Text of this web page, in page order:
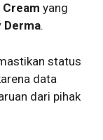
yang
Derma.
status
data
dari pihak